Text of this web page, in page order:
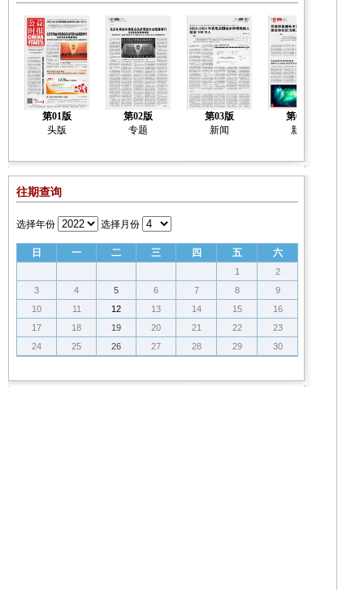
第01版
头版
第02版
专题
第03版
新闻
第04版
新闻
往期查询
选择年份 选择月份
日 一 二 三 四 五 六
1
2
3
4 5 6 7 8
9
10
11 12 13 14 15
16
17
18 19 20 21 22
23
24
25 26 27 28 29 30